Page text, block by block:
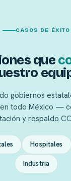
CASOS DE ÉXITO
que
gobiernos
todo México —
y respaldo
Hospitales
Industria